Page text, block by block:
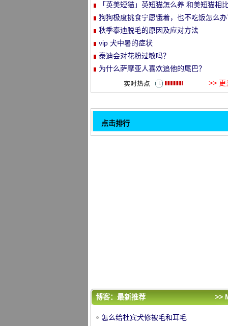
et
「英美短猫」英短猫怎么养 和美短猫相
养哪种比较好呢
狗狗极度挑食宁愿饿着，也不吃饭怎么
教你五招轻松解决！
秋季泰迪脱毛的原因及应对方法
vip 犬中暑的症状
泰迪会对花粉过敏吗？
为什么萨摩亚人喜欢追他的尾巴？
>> 更
点击排行
评论排行
博客：最新推荐 >>
怎么给杜宾犬修被毛和耳毛